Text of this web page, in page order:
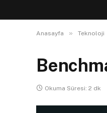
Anasayfa » Teknoloji
Okuma Süresi: 2 dk